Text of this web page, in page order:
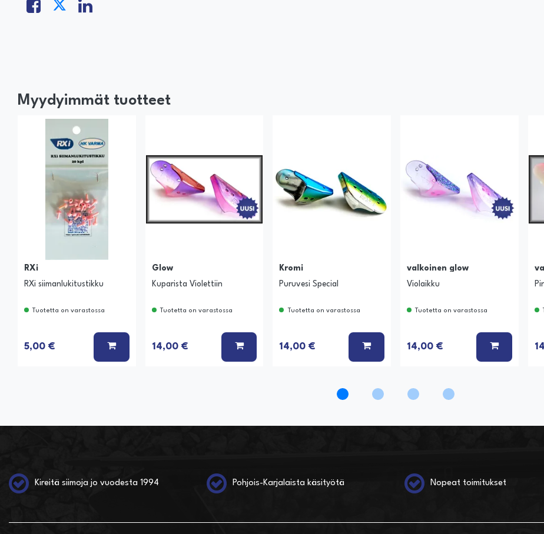
Myydyimmät tuotteet
RXi
RXi siimanlukitustikku
Tuotetta on varastossa
5,00 € LISÄÄ KORIIN
Glow
Kuparista Violettiin
Tuotetta on varastossa
14,00 € LISÄÄ KORIIN
Kromi
Puruvesi Special
Tuotetta on varastossa
14,00 € LISÄÄ KORIIN
valkoinen glow
Violaikku
Tuotetta on varastossa
14,00 € LISÄÄ
Kireitä siimoja jo vuodesta 1994 Pohjois-Karjalaista käsityötä Nopeat toimitukset